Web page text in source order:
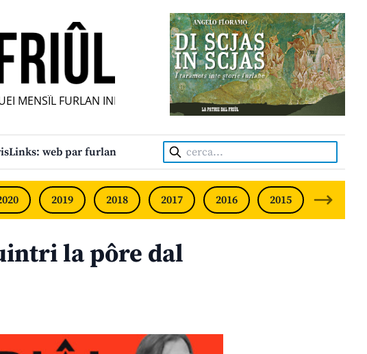
MENSÎL FURLAN INDIPENDENT • INDEPENDENT FRIULIAN MONTHLY
Links: web par furlan Cerca:
2019 2018 2017 2016 2015 2014
la pôre dal